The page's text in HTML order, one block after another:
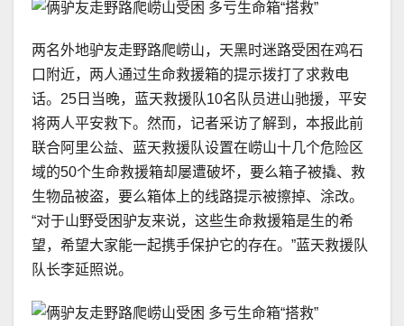
两名外地驴友走野路爬崂山，天黑时迷路受困在鸡石
口附近，两人通过生命救援箱的提示拨打了求救电
话。25日当晚，蓝天救援队10名队员进山驰援，平安
将两人平安救下。然而，记者采访了解到，本报此前
联合阿里公益、蓝天救援队设置在崂山十几个危险区
域的50个生命救援箱却屡遭破坏，要么箱子被撬、救
生物品被盗，要么箱体上的线路提示被擦掉、涂改。
“对于山野受困驴友来说，这些生命救援箱是生的希
望，希望大家能一起携手保护它的存在。”蓝天救援队
队长李延照说。